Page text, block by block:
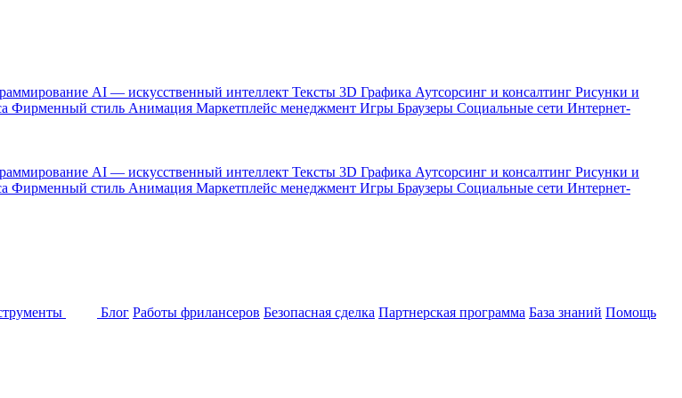
AI — искусственный интеллект Тексты 3D Графика Аутсорсинг и консалтинг Рисунки и
Фирменный стиль Анимация Маркетплейс менеджмент Игры Браузеры Социальные сети Интернет-
AI — искусственный интеллект Тексты 3D Графика Аутсорсинг и консалтинг Рисунки и
Фирменный стиль Анимация Маркетплейс менеджмент Игры Браузеры Социальные сети Интернет-
Блог Работы фрилансеров Безопасная сделка Партнерская программа База знаний Помощь